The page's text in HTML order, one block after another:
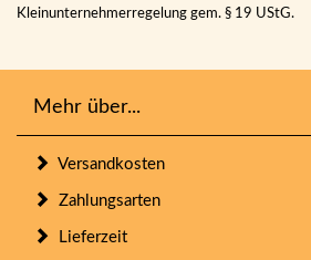
Kleinunternehmerregelung gem. § 19 UStG.
Mehr über...
Versandkosten
Zahlungsarten
Lieferzeit